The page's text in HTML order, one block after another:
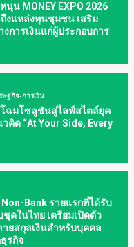
น MONEY EXPO 2026
ถึงแหล่งทุนชุมชน เสริม
งการเงินแก่ผู้ประกอบการ
ษฐกิจ-การเงิน
โฉมโซลูชันสู่ไลฟ์สไตล์ยุค
คิด “At Your Side, Every
Bank รายแรกที่ได้รับ
ดในไทย เตรียมเปิดตัว
ยสกุลเงินสำหรับบุคคล
รกิจ